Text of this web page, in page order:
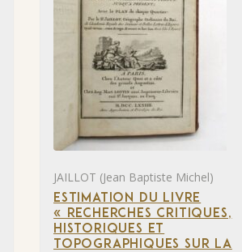
JAILLOT (Jean Baptiste Michel)
ESTIMATION DU LIVRE
« RECHERCHES CRITIQUES,
HISTORIQUES ET
TOPOGRAPHIQUES SUR LA